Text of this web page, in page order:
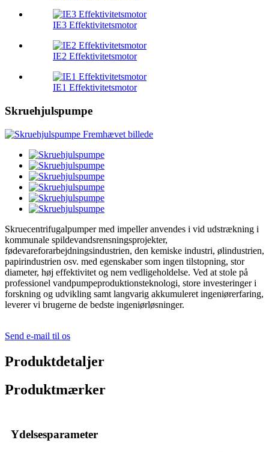
IE3 Effektivitetsmotor
IE2 Effektivitetsmotor
IE1 Effektivitetsmotor
Skruehjulspumpe
Skruecentrifugalpumper med impeller anvendes i vid udstrækning i
kommunale spildevandsrensningsprojekter,
fødevareforarbejdningsindustrien, den kemiske industri, ølindustrien,
papirindustrien osv. med egenskaber som ingen tilstopning, stor
diameter, høj effektivitet og nem vedligeholdelse. Ved at stole på
professionel vandpumpeproduktionsteknologi, store investeringer i
forskning og udvikling samt langvarig akkumuleret ingeniørerfaring,
leverer vi brugerne de bedste ingeniørløsninger.
Send e-mail til os
Produktdetaljer
Produktmærker
Ydelsesparameter